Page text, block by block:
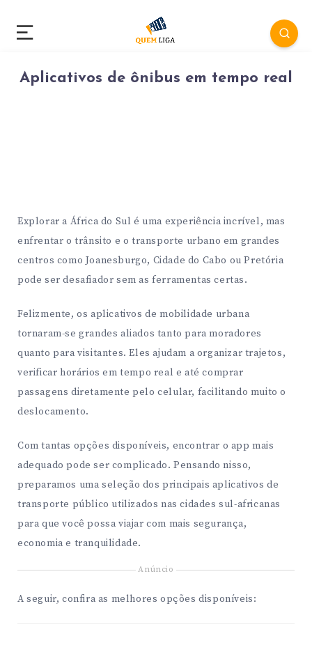
Aplicativos de ônibus em tempo real
Explorar a África do Sul é uma experiência incrível, mas
enfrentar o trânsito e o transporte urbano em grandes
centros como Joanesburgo, Cidade do Cabo ou Pretória
pode ser desafiador sem as ferramentas certas.
Felizmente, os aplicativos de mobilidade urbana
tornaram-se grandes aliados tanto para moradores
quanto para visitantes. Eles ajudam a organizar trajetos,
verificar horários em tempo real e até comprar
passagens diretamente pelo celular, facilitando muito o
deslocamento.
Com tantas opções disponíveis, encontrar o app mais
adequado pode ser complicado. Pensando nisso,
preparamos uma seleção dos principais aplicativos de
transporte público utilizados nas cidades sul-africanas
para que você possa viajar com mais segurança,
economia e tranquilidade.
Anúncio
A seguir, confira as melhores opções disponíveis: